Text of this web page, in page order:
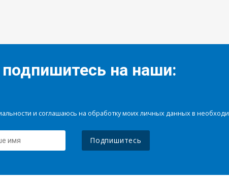
подпишитесь на наши:
и соглашаюсь на обработку моих личных данных в
Подпишитесь